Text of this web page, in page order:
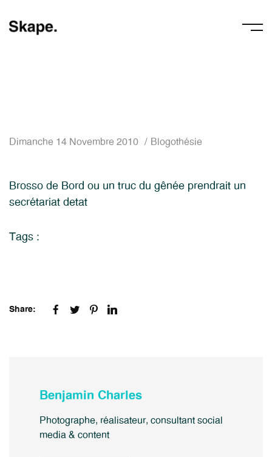
Dimanche 14 Novembre 2010 Blogothésie
Brosso de Bord ou un truc du gênée prendrait un
secrétariat detat
Tags :
Share:
Benjamin Charles
Photographe, réalisateur, consultant social
media & content